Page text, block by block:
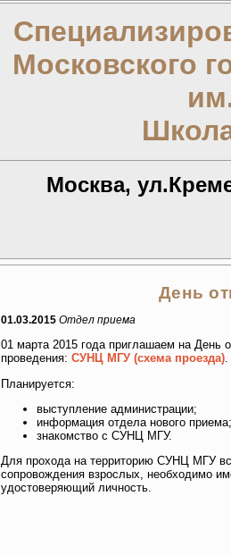
Московского
Москва,
День
01.03.2015 Отдел приема
01 марта 2015 года приглашаем на День
проведения: СУНЦ МГУ (схема проезда).
Планируется:
выступление администрации;
информация отдела нового приема;
знакомство с СУНЦ МГУ.
Для прохода на территорию СУНЦ МГУ
сопровождения взрослых, необходимо
удостоверяющий личность.